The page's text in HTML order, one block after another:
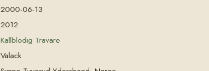
2000-06-13
2012
Kallblodig Travare
Valack